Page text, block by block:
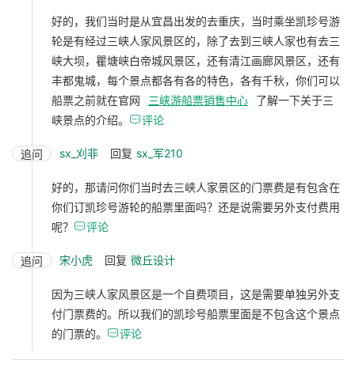
好的，我们当时是从宜昌出发的去重庆，当时乘坐凯珍号游
轮是有经过三峡人家风景区的，除了去到三峡人家也有去三
峡大坝，瞿塘峡白帝城风景区，还有清江画廊风景区，还有
丰都鬼城，每个景点都各有各的特色，各有千秋，你们可以
船票之前就在官网
三峡游船票销售中心
了解一下关于三
峡景点的介绍。 评论
追问 sx_刈非 回复 sx_军210
好的，那请问你们当时去三峡人家景区的门票费是有包含在
你们订凯珍号游轮的船票里面吗？还是说需要另外支付费用
呢？ 评论
追问 宋小虎 回复 微丘设计
因为三峡人家风景区是一个自费项目，这是需要单独另外支
付门票费的。所以我们的凯珍号船票里面是不包含这个景点
的门票的。 评论